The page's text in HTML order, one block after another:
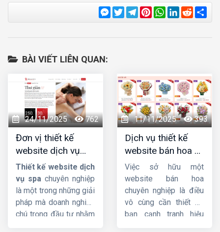
Messenger
TwitterTelegram
Pinterest
WhatsApp
LinkedIn
Reddit
BÀI VIẾT LIÊN QUAN:
24/11/2025 762
Đơn vị thiết kế
website dịch vụ
spa uy tín, chuyên
nghiệp, chuẩn SEO
Thiết kế website dịch
vụ spa chuyên nghiệp
là một trong những giải
pháp mà doanh nghiệp
chú trọng đầu tư nhằm
11/11/2025 393
Dịch vụ thiết kế
website bán hoa uy
tín, chuyên nghiệp,
giao diện đẹp
Việc sở hữu một
website bán hoa
chuyên nghiệp là điều
vô cùng cần thiết để
bạn cạnh tranh hiệu